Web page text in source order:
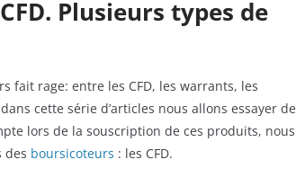
Plusieurs types de
fait rage: entre les CFD, les warrants, les
cette série d’articles nous allons essayer de
lors de la souscription de ces produits, nous
des boursicoteurs : les CFD.